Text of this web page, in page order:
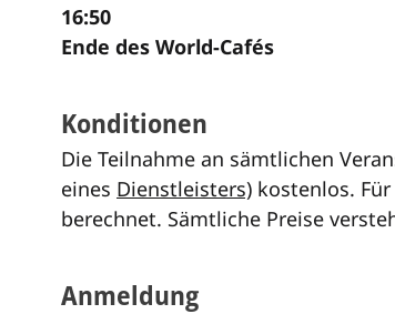
16:50
Ende des World-Cafés
Konditionen
Die Teilnahme an sämtlichen
eines Dienstleisters) kostenlos.
berechnet. Sämtliche Preise
Anmeldung